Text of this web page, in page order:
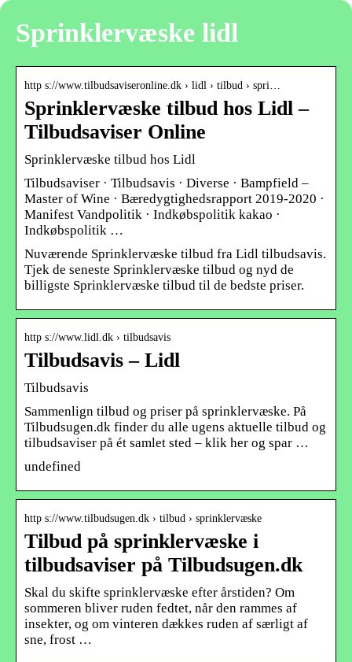
Sprinklervæske lidl
http s://www.tilbudsaviseronline.dk › lidl › tilbud › spri…
Sprinklervæske tilbud hos Lidl –
Tilbudsaviser Online
Sprinklervæske tilbud hos Lidl
Tilbudsaviser · Tilbudsavis · Diverse · Bampfield –
Master of Wine · Bæredygtighedsrapport 2019-2020 ·
Manifest Vandpolitik · Indkøbspolitik kakao ·
Indkøbspolitik …
Nuværende Sprinklervæske tilbud fra Lidl tilbudsavis.
Tjek de seneste Sprinklervæske tilbud og nyd de
billigste Sprinklervæske tilbud til de bedste priser.
http s://www.lidl.dk › tilbudsavis
Tilbudsavis – Lidl
Tilbudsavis
Sammenlign tilbud og priser på sprinklervæske. På
Tilbudsugen.dk finder du alle ugens aktuelle tilbud og
tilbudsaviser på ét samlet sted – klik her og spar …
undefined
http s://www.tilbudsugen.dk › tilbud › sprinklervæske
Tilbud på sprinklervæske i
tilbudsaviser på Tilbudsugen.dk
Skal du skifte sprinklervæske efter årstiden? Om
sommeren bliver ruden fedtet, når den rammes af
insekter, og om vinteren dækkes ruden af særligt af
sne, frost …